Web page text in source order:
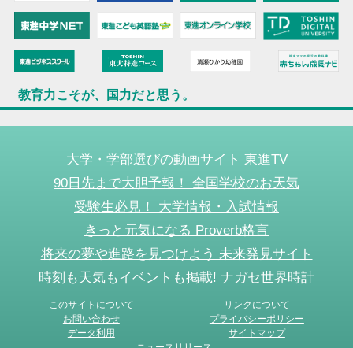
教育力こそが、国力だと思う。
大学・学部選びの動画サイト 東進TV
90日先まで大胆予報！ 全国学校のお天気
受験生必見！ 大学情報・入試情報
きっと元気になる Proverb格言
将来の夢や進路を見つけよう 未来発見サイト
時刻も天気もイベントも掲載! ナガセ世界時計
このサイトについて
リンクについて
お問い合わせ
プライバシーポリシー
データ利用
サイトマップ